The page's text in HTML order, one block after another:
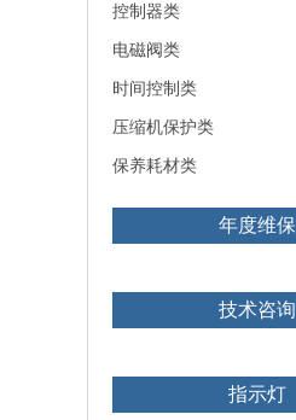
控制器类
电磁阀类
时间控制类
压缩机保护类
保养耗材类
年度维保
技术咨询
指示灯